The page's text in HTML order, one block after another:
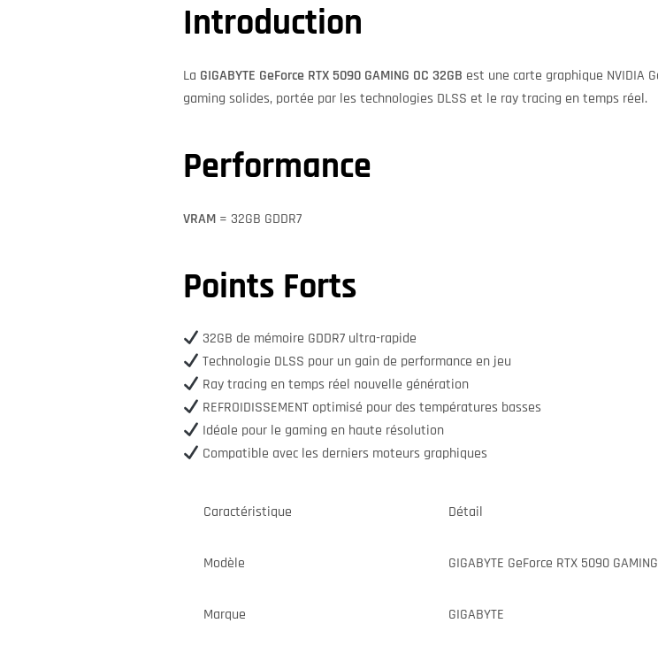
Introduction
La GIGABYTE GeForce RTX 5090 GAMING OC 32GB est une carte graphique NVIDIA
gaming solides, portée par les technologies DLSS et le ray tracing en temps réel.
Performance
VRAM = 32GB GDDR7
Points Forts
32GB de mémoire GDDR7 ultra-rapide
Technologie DLSS pour un gain de performance en jeu
Ray tracing en temps réel nouvelle génération
REFROIDISSEMENT optimisé pour des températures basses
Idéale pour le gaming en haute résolution
Compatible avec les derniers moteurs graphiques
Caractéristique Détail
Modèle GIGABYTE GeForce RTX 5090
Marque GIGABYTE